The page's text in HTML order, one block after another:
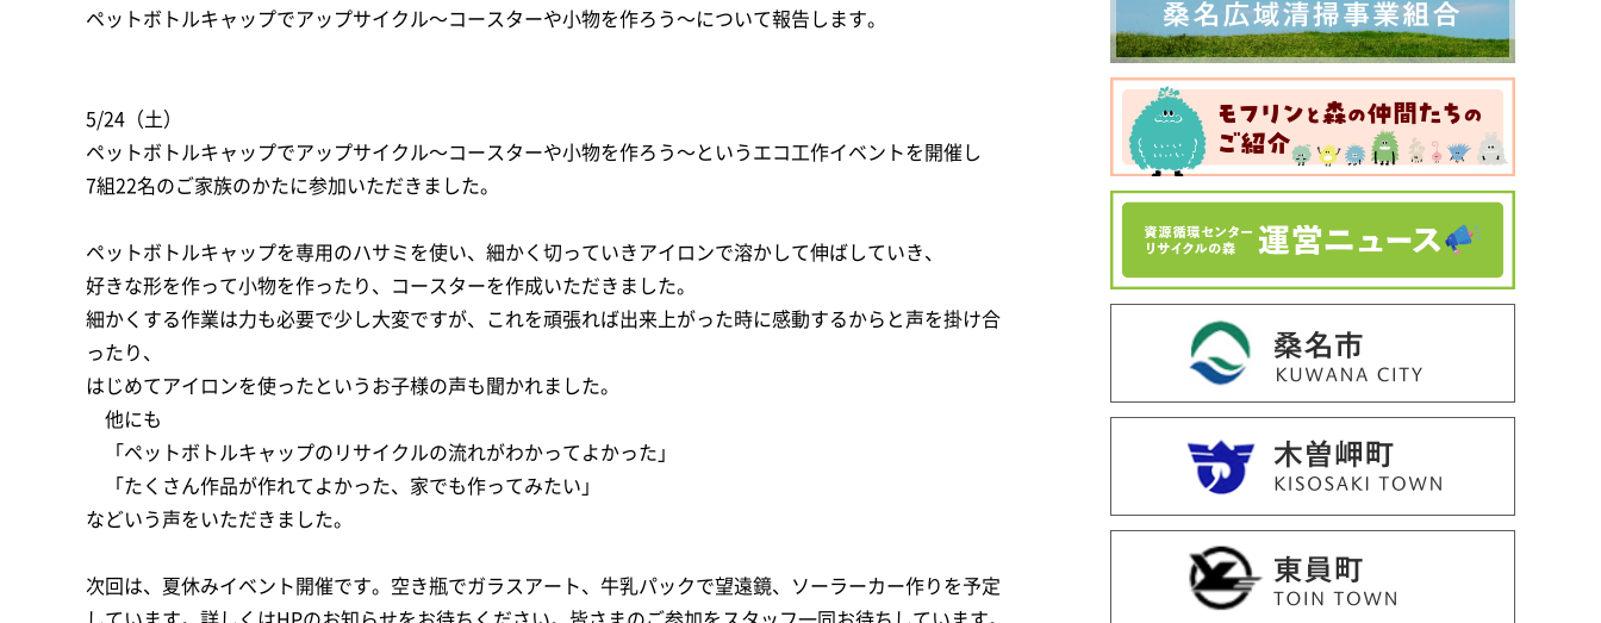
ペットボトルキャップでアップサイクル～コースターや小物を作ろう～について報告します。
5/24（土）
ペットボトルキャップでアップサイクル～コースターや小物を作ろう～というエコ工作イベントを開催し
7組22名のご家族のかたに参加いただきました。
ペットボトルキャップを専用のハサミを使い、細かく切っていきアイロンで溶かして伸ばしていき、
好きな形を作って小物を作ったり、コースターを作成いただきました。
細かくする作業は力も必要で少し大変ですが、これを頑張れば出来上がった時に感動するからと声を掛け合
ったり、
はじめてアイロンを使ったというお子様の声も聞かれました。
他にも
「ペットボトルキャップのリサイクルの流れがわかってよかった」
「たくさん作品が作れてよかった、家でも作ってみたい」
などいう声をいただきました。
次回は、夏休みイベント開催です。空き瓶でガラスアート、牛乳パックで望遠鏡、ソーラーカー作りを予定